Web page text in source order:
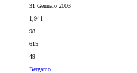
31 Gennaio 2003
1,941
98
615
49
Bergamo